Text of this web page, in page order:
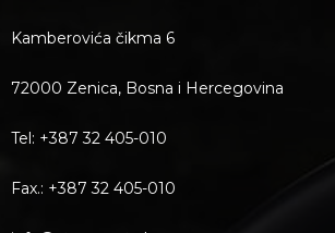
Kamberovića čikma 6
72000 Zenica, Bosna i Hercegovina
Tel: +387 32 405-010
Fax.: +387 32 405-010